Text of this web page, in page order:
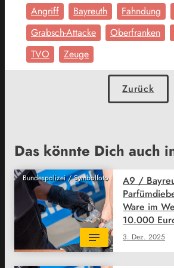
Angriff Bayreuth Fahndung
Grabsch-Attacke
Oberfranken
TVO
Zeuge
Zurück
Das könnte Dich auch
Bundespolizei / Symbolfoto
3. Dez. 2025
A9 /
Ware im
10.000